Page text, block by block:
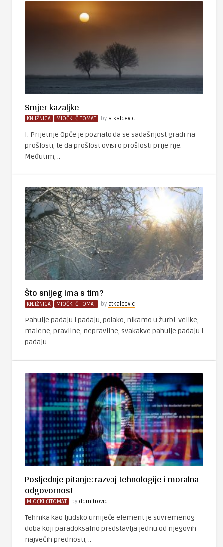
Smjer kazaljke
KNJIŽNICA MIOČKI ČITOMAT by atkalcevic
I. Prijetnje Opće je poznato da se sadašnjost gradi na
prošlosti, te da prošlost ovisi o prošlosti prije nje.
Međutim, ..
Što snijeg ima s tim?
KNJIŽNICA MIOČKI ČITOMAT by atkalcevic
Pahulje padaju i padaju, polako, nikamo u žurbi. Velike,
malene, pravilne, nepravilne, svakakve pahulje padaju i
padaju. ..
Posljednje pitanje: razvoj tehnologije i moralna
odgovornost
MIOČKI ČITOMAT by ddmitrovic
Tehnika kao ljudsko umijeće element je suvremenog
doba koji paradoksalno predstavlja jednu od njegovih
najvećih prednosti, ..